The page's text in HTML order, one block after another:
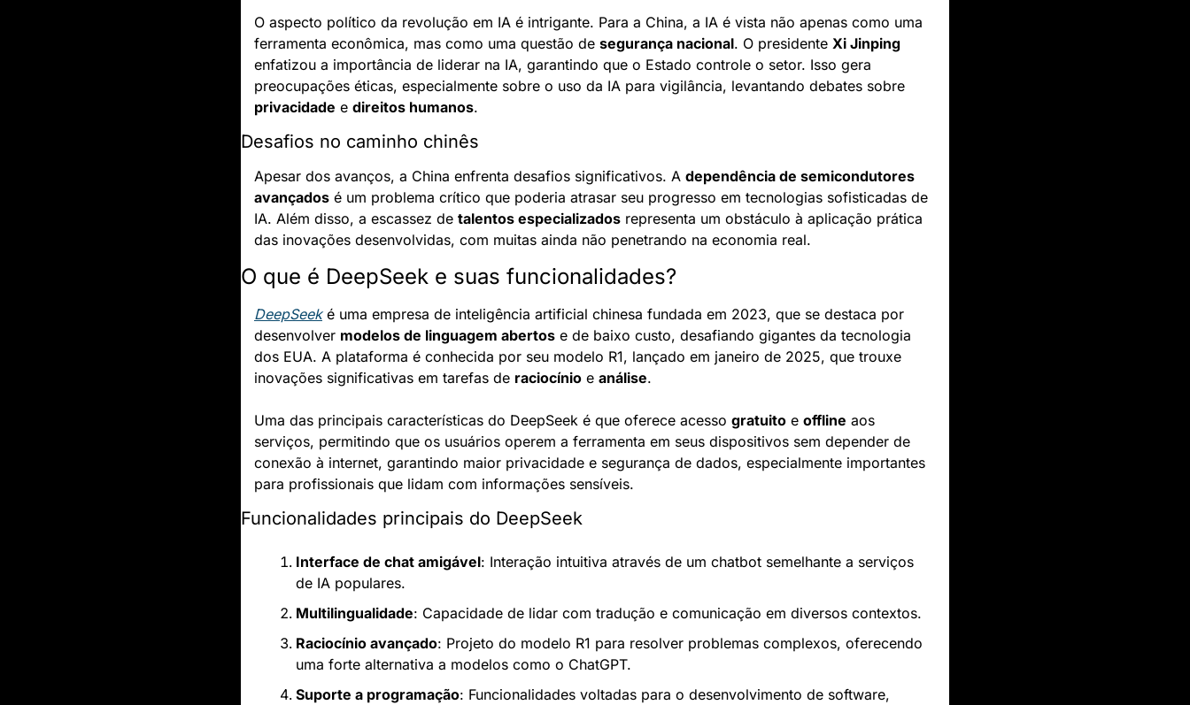
O aspecto político da revolução em IA é intrigante. Para a China, a IA é vista não apenas como uma
ferramenta econômica, mas como uma questão de segurança nacional. O presidente Xi Jinping
enfatizou a importância de liderar na IA, garantindo que o Estado controle o setor. Isso gera
privacidade e direitos humanos.
Desafios no caminho chinês
Apesar dos avanços, a China enfrenta desafios significativos. A dependência de semicondutores
avançados é um problema crítico que poderia atrasar seu progresso em tecnologias sofisticadas de
IA. Além disso, a escassez de talentos especializados representa um obstáculo à aplicação prática
das inovações desenvolvidas, com muitas ainda não penetrando na economia real.
O que é DeepSeek e suas funcionalidades?
DeepSeek é uma empresa de inteligência artificial chinesa fundada em 2023, que se destaca por
desenvolver modelos de linguagem abertos e de baixo custo, desafiando gigantes da tecnologia
dos EUA. A plataforma é conhecida por seu modelo R1, lançado em janeiro de 2025, que trouxe
inovações significativas em tarefas de raciocínio e análise.
Uma das principais características do DeepSeek é que oferece acesso gratuito e offline aos
serviços, permitindo que os usuários operem a ferramenta em seus dispositivos sem depender de
conexão à internet, garantindo maior privacidade e segurança de dados, especialmente importantes
para profissionais que lidam com informações sensíveis.
Funcionalidades principais do DeepSeek
Interface de chat amigável: Interação intuitiva através de um chatbot semelhante a serviços
de IA populares.
Multilingualidade: Capacidade de lidar com tradução e comunicação em diversos contextos.
Raciocínio avançado: Projeto do modelo R1 para resolver problemas complexos, oferecendo
uma forte alternativa a modelos como o ChatGPT.
Suporte a programação: Funcionalidades voltadas para o desenvolvimento de software,